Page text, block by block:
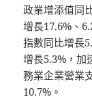
政業增添值同
增長17.6%、
指數同比增長
增長5.3%，加
務業企業營業
10.7%。